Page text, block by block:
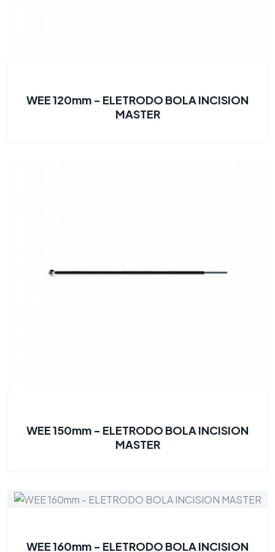
WEE 120mm - ELETRODO BOLA INCISION
MASTER
WEE 150mm - ELETRODO BOLA INCISION
MASTER
WEE 160mm - ELETRODO BOLA INCISION